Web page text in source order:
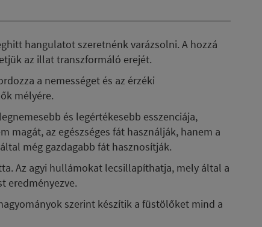
hangulatot szeretnénk varázsolni. A hozzá
az illat transzformáló erejét.
a nemességet és az érzéki
mélyére.
és legértékesebb esszenciája,
magát, az egészséges fát használják, hanem a
még gazdagabb fát hasznosítják.
Az agyi hullámokat lecsillapíthatja, mely által a
eredményezve.
szerint készítik a füstölőket mind a